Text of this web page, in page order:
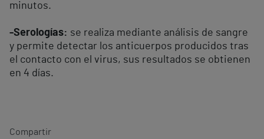
minutos.
-Serologías: se realiza mediante análisis de sangre
y permite detectar los anticuerpos producidos tras
el contacto con el virus, sus resultados se obtienen
en 4 días.
Compartir